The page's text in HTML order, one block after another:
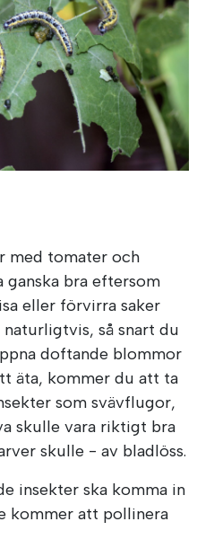
med tomater och
bra eftersom
eller förvirra saker
så snart du
doftande blommor
äta, kommer du att ta
som svävflugor,
skulle vara riktigt bra
skulle - av bladlöss.
insekter ska komma in
kommer att pollinera